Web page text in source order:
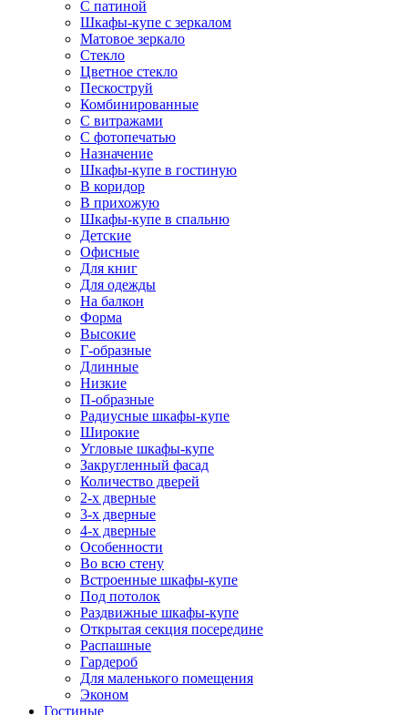
С патиной
Шкафы-купе с зеркалом
Матовое зеркало
Стекло
Цветное стекло
Пескоструй
Комбинированные
С витражами
С фотопечатью
Назначение
Шкафы-купе в гостиную
В коридор
В прихожую
Шкафы-купе в спальню
Детские
Офисные
Для книг
Для одежды
На балкон
Форма
Высокие
Г-образные
Длинные
Низкие
П-образные
Радиусные шкафы-купе
Широкие
Угловые шкафы-купе
Закругленный фасад
Количество дверей
2-х дверные
3-х дверные
4-х дверные
Особенности
Во всю стену
Встроенные шкафы-купе
Под потолок
Раздвижные шкафы-купе
Открытая секция посередине
Распашные
Гардероб
Для маленького помещения
Эконом
Гостиные